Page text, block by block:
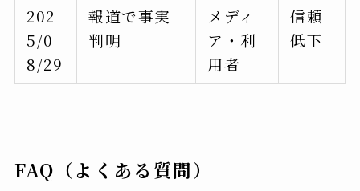
202
5/0
8/29
報道で事実
判明
メディ
ア・利
用者
信頼
低下
FAQ（よくある質問）